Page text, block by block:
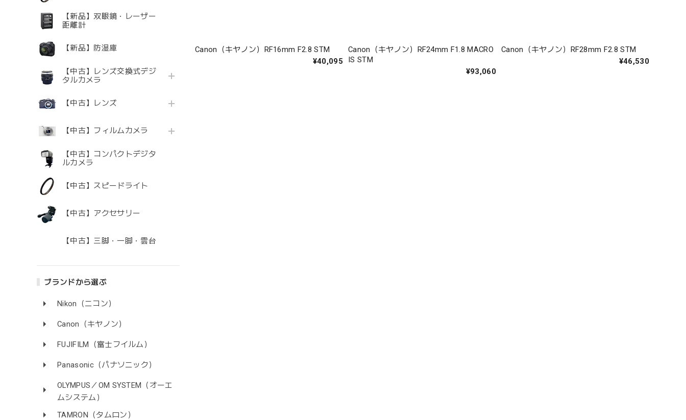
【新品】双眼鏡・レーザー
距離計
【新品】防湿庫
【中古】レンズ交換式デジ
タルカメラ
【中古】レンズ
【中古】フィルムカメラ
【中古】コンパクトデジタ
ルカメラ
【中古】スピードライト
【中古】アクセサリー
【中古】三脚・一脚・雲台
ブランドから選ぶ
Nikon（ニコン）
Canon（キヤノン）
FUJIFILM（富士フイルム）
Panasonic（パナソニック）
OLYMPUS／OM SYSTEM（オーエ
ムシステム）
TAMRON（タムロン）
Canon（キヤノン）RF16mm F2.8 STM
¥40,095
Canon（キヤノン）RF24mm F1.8 MACRO
IS STM
¥93,060
Canon（キヤノン）RF28mm F2.8 STM
¥46,530